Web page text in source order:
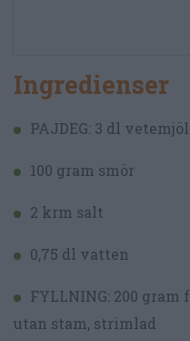
Ingredienser
PAJDEG: 3 dl vetemjöl
100 gram smör
2 krm salt
0,75 dl vatten
FYLLNING: 200
utan stam, strimlad